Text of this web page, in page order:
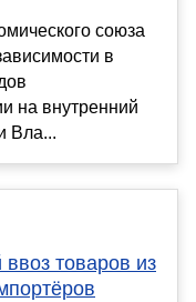
союза
в
на внутренний
Вла...
товаров из